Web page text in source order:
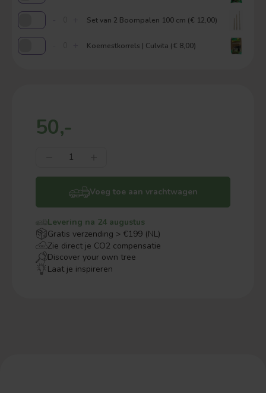
Set van 2 Boompalen 100 cm (€ 12,00)
Koemestkorrels | Culvita (€ 8,00)
50,-
Voeg toe aan vrachtwagen
Levering na 24 augustus
Gratis verzending > €199 (NL)
Zie direct je CO2 compensatie
Discover your own tree
Laat je inspireren